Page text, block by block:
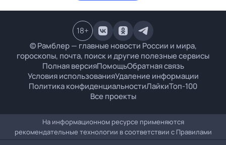
© Рамблер — главные новости России и мира,
гороскопы, почта, поиск и другие полезные сервисы
Полная версияПомощьОбратная связь
Условия использованияУдаление информации
Политика конфиденциальностиЛайкиТоп-100
Все проекты
18+
На информационном ресурсе применяются
рекомендательные технологии в соответствии с Правилами